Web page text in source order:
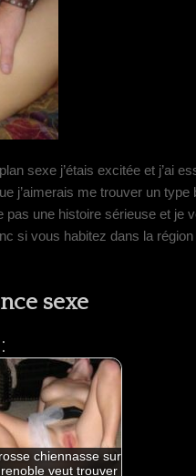
sexe j’étais excitée et j’ai
j’aimerais me trouver un type
pas une histoire sérieuse et je
si vous habitez dans la région
sexe
chiennasse sur
veut trouver